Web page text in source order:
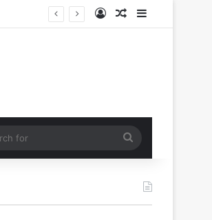
Log InRandom Article
Sidebar
for